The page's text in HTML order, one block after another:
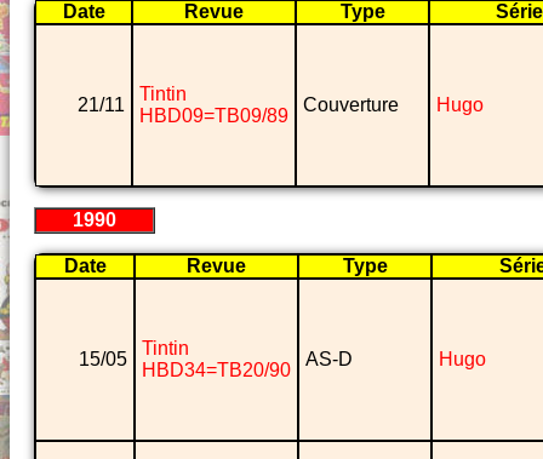
Date Revue Type Série
21/11
Tintin
HBD09=TB09/89
Couverture Hugo
1990
Date Revue Type
15/05
Tintin
HBD34=TB20/90
AS-D Hugo